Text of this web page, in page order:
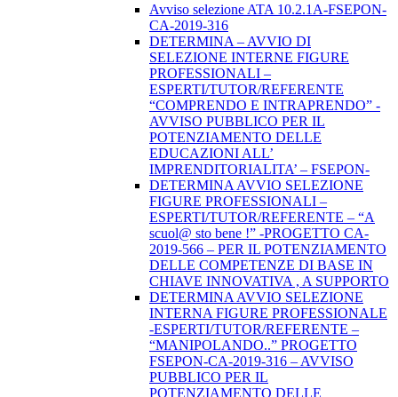
Avviso selezione ATA 10.2.1A-FSEPON-
CA-2019-316
DETERMINA – AVVIO DI
SELEZIONE INTERNE FIGURE
PROFESSIONALI –
ESPERTI/TUTOR/REFERENTE
“COMPRENDO E INTRAPRENDO” -
AVVISO PUBBLICO PER IL
POTENZIAMENTO DELLE
EDUCAZIONI ALL’
IMPRENDITORIALITA’ – FSEPON-
DETERMINA AVVIO SELEZIONE
FIGURE PROFESSIONALI –
ESPERTI/TUTOR/REFERENTE – “A
scuol@ sto bene !” -PROGETTO CA-
2019-566 – PER IL POTENZIAMENTO
DELLE COMPETENZE DI BASE IN
CHIAVE INNOVATIVA , A SUPPORTO
DETERMINA AVVIO SELEZIONE
INTERNA FIGURE PROFESSIONALE
-ESPERTI/TUTOR/REFERENTE –
“MANIPOLANDO..” PROGETTO
FSEPON-CA-2019-316 – AVVISO
PUBBLICO PER IL
POTENZIAMENTO DELLE